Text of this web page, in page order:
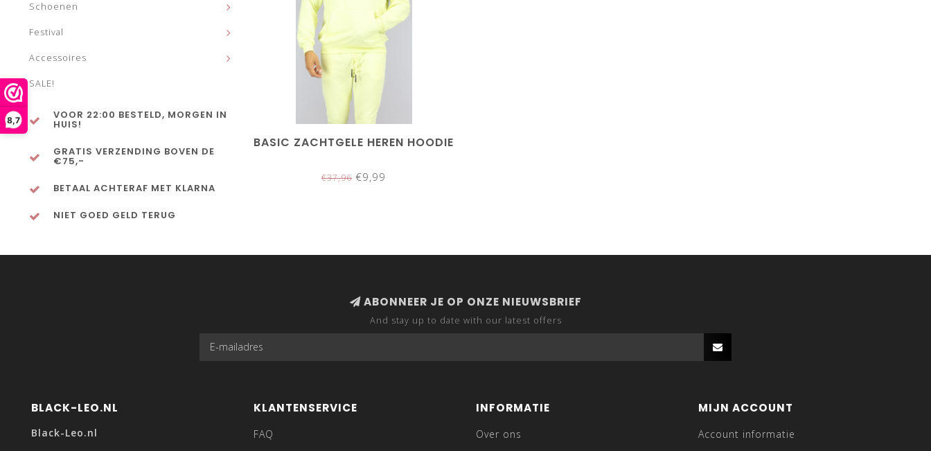
8,7
Schoenen
Festival
Accessoires
SALE!
VOOR 22:00 BESTELD, MORGEN IN
HUIS!
GRATIS VERZENDING BOVEN DE
€75,-
BETAAL ACHTERAF MET KLARNA
NIET GOED GELD TERUG
BASIC ZACHTGELE HEREN HOODIE
€37,96€9,99
ABONNEER JE OP ONZE NIEUWSBRIEF
And stay up to date with our latest offers
BLACK-LEO.NL
Black-Leo.nl
KLANTENSERVICE
FAQ
INFORMATIE
Over ons
MIJN ACCOUNT
Account informatie